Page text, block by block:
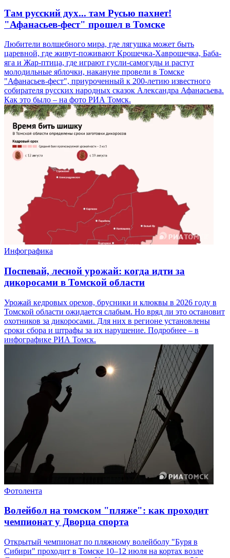
Там русский дух... там Русью пахнет!
"Афанасьев-фест" прошел в Томске
Любители волшебного мира, где лягушка может быть
царевной, где живут-поживают Крошечка-Хаврошечка, Баба-
яга и Жар-птица, где играют гусли-самогуды и растут
молодильные яблочки, накануне провели в Томске
"Афанасьев-фест", приуроченный к 200-летию известного
собирателя русских народных сказок Александра Афанасьева.
Как это было – на фото РИА Томск.
Инфографика
Поспевай, лесной урожай: когда идти за
дикоросами в Томской области
Урожай кедровых орехов, брусники и клюквы в 2026 году в
Томской области ожидается слабым. Но вряд ли это остановит
охотников за дикоросами. Для них в регионе установлены
сроки сбора и штрафы за их нарушение. Подробнее – в
инфографике РИА Томск.
Фотолента
Волейбол на томском "пляже": как проходит
чемпионат у Дворца спорта
Открытый чемпионат по пляжному волейболу "Буря в
Сибири" проходит в Томске 10–12 июля на кортах возле